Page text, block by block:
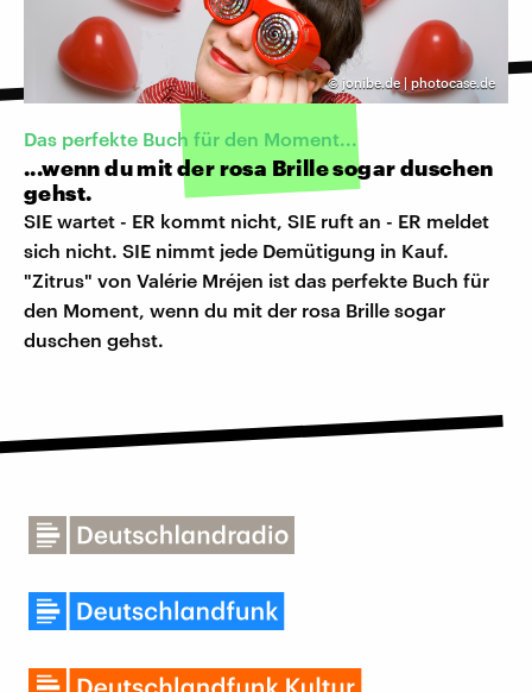
© jonibe.de | photocase.de
Das perfekte Buch für den Moment...
...wenn du mit der rosa Brille sogar duschen
gehst.
SIE wartet - ER kommt nicht, SIE ruft an - ER meldet
sich nicht. SIE nimmt jede Demütigung in Kauf.
"Zitrus" von Valérie Mréjen ist das perfekte Buch für
den Moment, wenn du mit der rosa Brille sogar
duschen gehst.